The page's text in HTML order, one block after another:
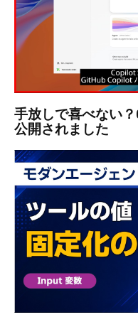
手放しで喜べない
公開されました